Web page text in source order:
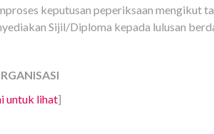
keputusan peperiksaan mengikut
Sijil/Diploma kepada lulusan
untuk lihat]